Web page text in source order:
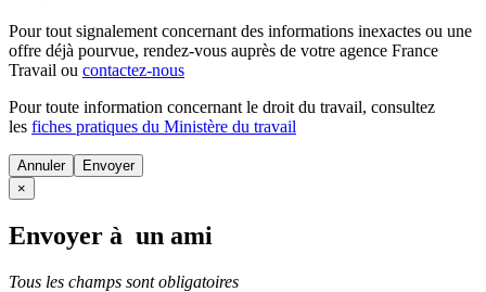
Pour tout signalement concernant des informations inexactes ou une
offre déjà pourvue, rendez-vous auprès de votre agence France
Travail ou contactez-nous
Pour toute information concernant le droit du travail, consultez
les fiches pratiques du Ministère du travail
Annuler
×
Envoyer à un ami
Tous les champs sont obligatoires